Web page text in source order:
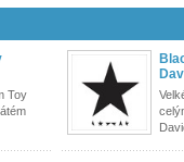
Toy